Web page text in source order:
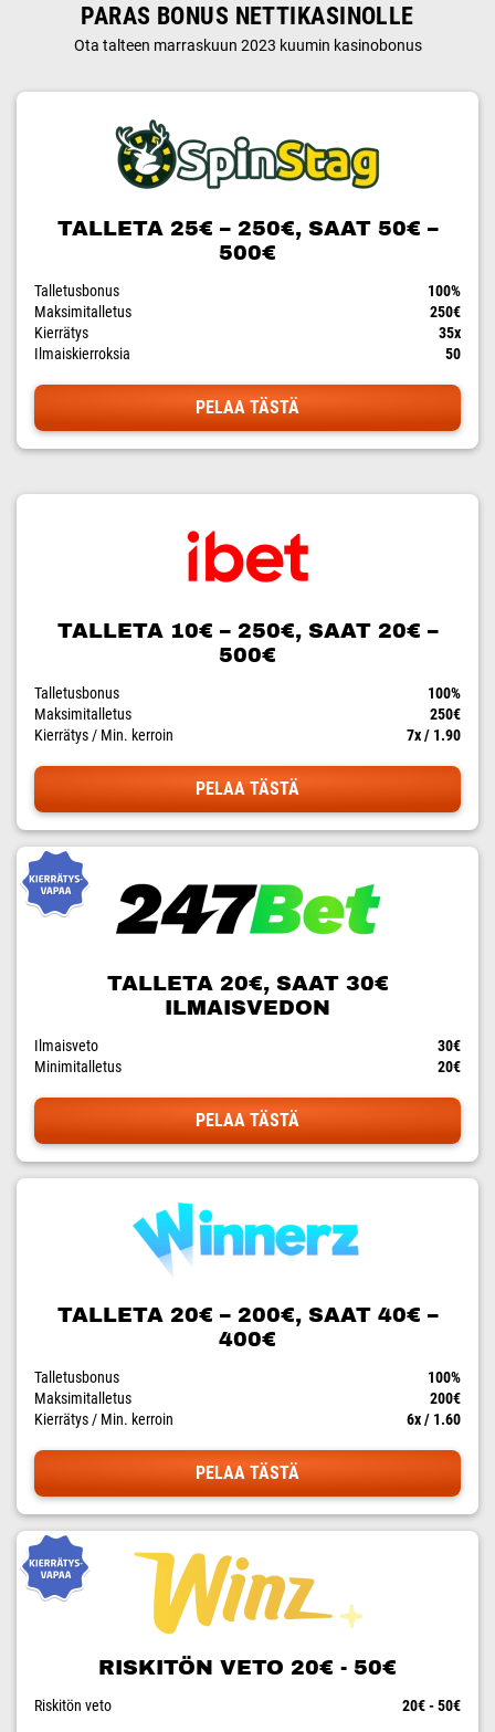
PARAS BONUS NETTIKASINOLLE
Ota talteen marraskuun 2023 kuumin kasinobonus
TALLETA 25€ – 250€, SAAT 50€ –
500€
Talletusbonus
100%
Maksimitalletus
250€
Kierrätys
35x
Ilmaiskierroksia
50
PELAA TÄSTÄ
TALLETA 10€ – 250€, SAAT 20€ –
500€
Talletusbonus
100%
Maksimitalletus
250€
Kierrätys / Min. kerroin
7x / 1.90
PELAA TÄSTÄ
TALLETA 20€, SAAT 30€
ILMAISVEDON
Ilmaisveto
30€
Minimitalletus
20€
PELAA TÄSTÄ
TALLETA 20€ – 200€, SAAT 40€ –
400€
Talletusbonus
100%
Maksimitalletus
200€
Kierrätys / Min. kerroin
6x / 1.60
PELAA TÄSTÄ
RISKITÖN VETO 20€ - 50€
Riskitön veto 20€ - 50€